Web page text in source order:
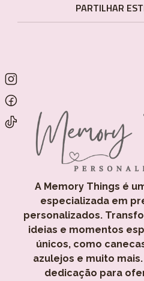
PARTILHAR
A Memory Things é
especializada em
personalizados.
ideias e momentos
únicos, como
azulejos e muito
dedicação para